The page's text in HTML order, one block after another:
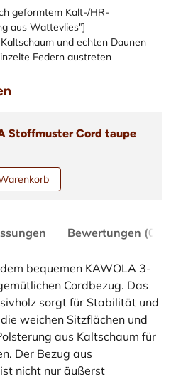
geformtem Kalt-/HR-
aus Wattevlies"]
und echten Daunen
Federn austreten
Stoffmuster Cord taupe
Bewertungen (0)
bequemen KAWOLA 3-
Cordbezug. Das
sorgt für Stabilität und
weichen Sitzflächen und
aus Kaltschaum für
Der Bezug aus
nicht nur äußerst